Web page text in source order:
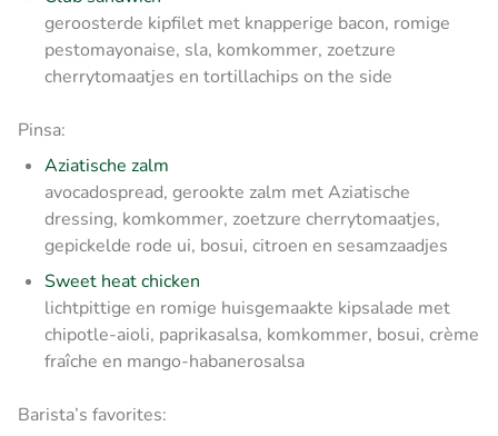
geroosterde kipfilet met knapperige bacon, romige
pestomayonaise, sla, komkommer, zoetzure
cherrytomaatjes en tortillachips on the side
Pinsa:
Aziatische zalm
avocadospread, gerookte zalm met Aziatische
dressing, komkommer, zoetzure cherrytomaatjes,
gepickelde rode ui, bosui, citroen en sesamzaadjes
Sweet heat chicken
lichtpittige en romige huisgemaakte kipsalade met
chipotle-aioli, paprikasalsa, komkommer, bosui, crème
fraîche en mango-habanerosalsa
Barista’s favorites: